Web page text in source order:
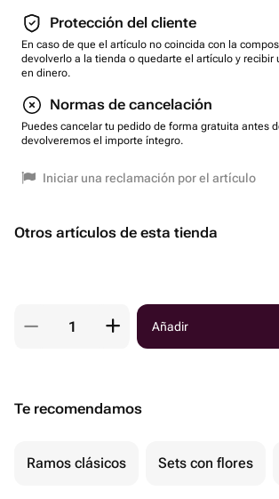
Protección del cliente
En caso de que el artículo no coincida con la
devolverlo a la tienda o quedarte el artículo y recibir
en dinero.
Normas de cancelación
Puedes cancelar tu pedido de forma gratuita antes
devolveremos el importe íntegro.
Iniciar una reclamación por el artículo
Otros artículos de esta tienda
Añadir
Te recomendamos
Ramos clásicos Sets con flores